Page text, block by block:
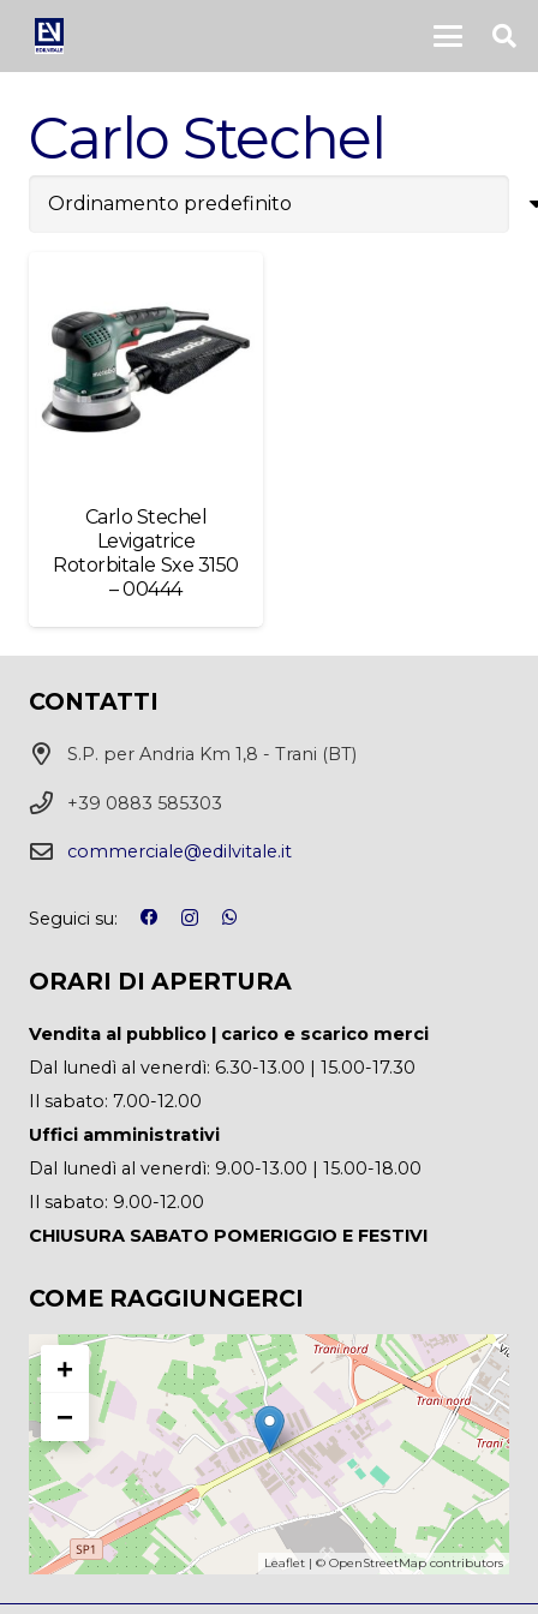
Carlo Stechel
Carlo Stechel
Levigatrice
Rotorbitale Sxe 3150
– 00444
CONTATTI
S.P. per Andria Km 1,8 - Trani (BT)
+39 0883 585303
commerciale@edilvitale.it
Seguici su:
ORARI DI APERTURA
Vendita al pubblico | carico e scarico merci
Dal lunedì al venerdì: 6.30-13.00 | 15.00-17.30
Il sabato: 7.00-12.00
Uffici amministrativi
Dal lunedì al venerdì: 9.00-13.00 | 15.00-18.00
Il sabato: 9.00-12.00
CHIUSURA SABATO POMERIGGIO E FESTIVI
COME RAGGIUNGERCI
+
−
Leaflet | © OpenStreetMapcontributors